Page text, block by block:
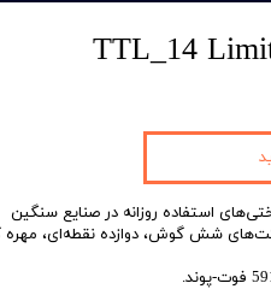
TTL_14
استفاده روزانه در صنایع سنگین
شش گوش، دوازده نقطه‌ای، مهره